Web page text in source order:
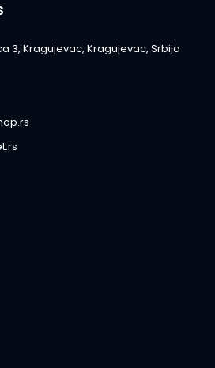
3, Kragujevac, Kragujevac, Srbija